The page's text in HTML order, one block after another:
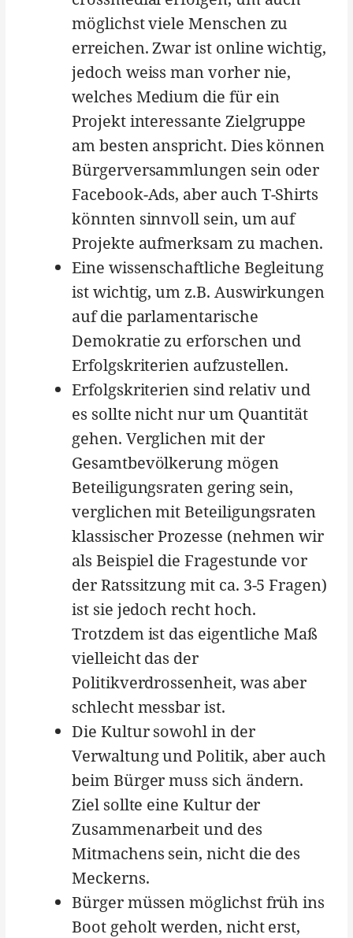
möglichst viele Menschen zu
erreichen. Zwar ist online wichtig,
jedoch weiss man vorher nie,
welches Medium die für ein
Projekt interessante Zielgruppe
am besten anspricht. Dies können
Bürgerversammlungen sein oder
Facebook-Ads, aber auch T-Shirts
könnten sinnvoll sein, um auf
Projekte aufmerksam zu machen.
Eine wissenschaftliche Begleitung
ist wichtig, um z.B. Auswirkungen
auf die parlamentarische
Demokratie zu erforschen und
Erfolgskriterien aufzustellen.
Erfolgskriterien sind relativ und
es sollte nicht nur um Quantität
gehen. Verglichen mit der
Gesamtbevölkerung mögen
Beteiligungsraten gering sein,
verglichen mit Beteiligungsraten
klassischer Prozesse (nehmen wir
als Beispiel die Fragestunde vor
der Ratssitzung mit ca. 3-5 Fragen)
ist sie jedoch recht hoch.
Trotzdem ist das eigentliche Maß
vielleicht das der
Politikverdrossenheit, was aber
schlecht messbar ist.
Die Kultur sowohl in der
Verwaltung und Politik, aber auch
beim Bürger muss sich ändern.
Ziel sollte eine Kultur der
Zusammenarbeit und des
Mitmachens sein, nicht die des
Meckerns.
Bürger müssen möglichst früh ins
Boot geholt werden, nicht erst,